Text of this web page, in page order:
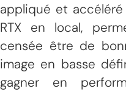
appliqué et
RTX en local,
censée être de
image en basse
gagner en